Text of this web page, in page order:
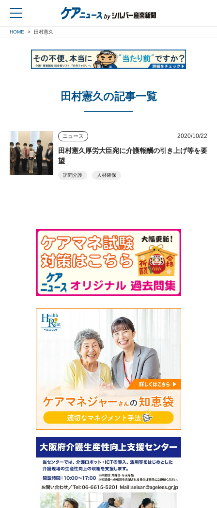
HOME 田村憲久
田村憲久の記事一覧
ニュース 2020/10/22
田村憲久厚労大臣宛に介護報酬の引き上げ等を要
望
訪問介護 人材確保